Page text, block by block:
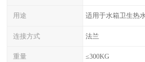
用途
连接方式 法兰
重量 ≤300KG